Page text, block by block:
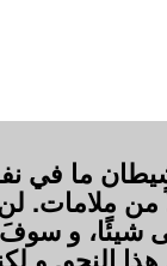
ما في
من
شيئًا، و